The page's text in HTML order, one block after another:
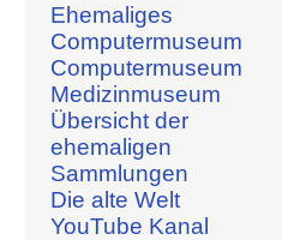
Ehemaliges
Computermuseum
Computermuseum
Medizinmuseum
Übersicht der
ehemaligen
Sammlungen
Die alte Welt
YouTube Kanal